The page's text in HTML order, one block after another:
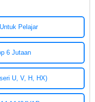
Pelajar
6 Jutaan
U, V, H, HX)